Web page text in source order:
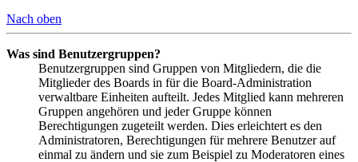
Nach oben
Was sind Benutzergruppen?
Benutzergruppen sind Gruppen von Mitgliedern, die die
Mitglieder des Boards in für die Board-Administration
verwaltbare Einheiten aufteilt. Jedes Mitglied kann mehreren
Gruppen angehören und jeder Gruppe können
Berechtigungen zugeteilt werden. Dies erleichtert es den
Administratoren, Berechtigungen für mehrere Benutzer auf
einmal zu ändern und sie zum Beispiel zu Moderatoren eines